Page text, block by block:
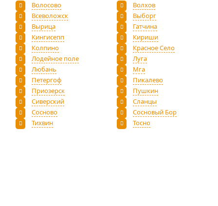
Волосово
Волхов
Всеволожск
Выборг
Вырица
Гатчина
Кингисепп
Кириши
Колпино
Красное Село
Лодейное поле
Луга
Любань
Мга
Петергоф
Пикалево
Приозерск
Пушкин
Сиверский
Сланцы
Сосново
Сосновый Бор
Тихвин
Тосно